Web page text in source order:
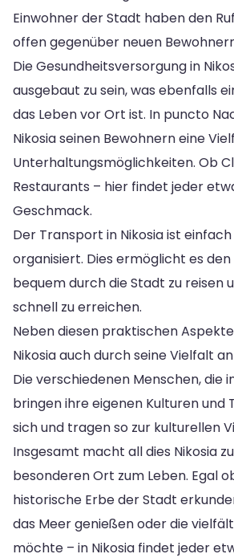
Einwohner der Stadt haben den
offen gegenüber neuen
Die Gesundheitsversorgung in
ausgebaut zu sein, was ebenfalls
das Leben vor Ort ist. In puncto
Nikosia seinen Bewohnern eine
Unterhaltungsmöglichkeiten. Ob
Restaurants – hier findet jeder
Geschmack.
Der Transport in Nikosia ist
organisiert. Dies ermöglicht es
bequem durch die Stadt zu reisen
schnell zu erreichen.
Neben diesen praktischen
Nikosia auch durch seine Vielfalt
Die verschiedenen Menschen, die
bringen ihre eigenen Kulturen und
sich und tragen so zur kulturellen
Insgesamt macht all dies Nikosia
besonderen Ort zum Leben. Egal
historische Erbe der Stadt
das Meer genießen oder die
möchte – in Nikosia findet jeder